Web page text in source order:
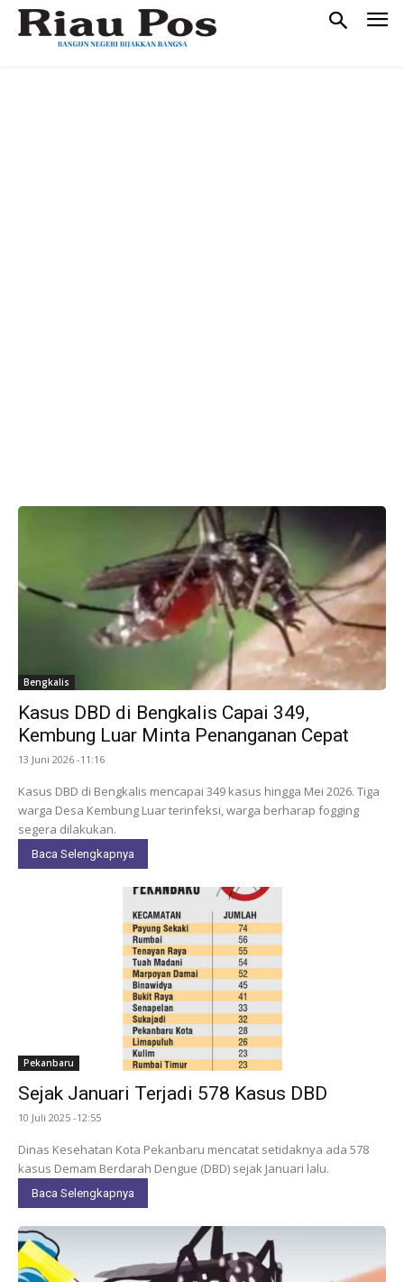
Bengkalis
Kasus DBD di Bengkalis Capai 349,
Kembung Luar Minta Penanganan Cepat
13 Juni 2026 -11:16
Kasus DBD di Bengkalis mencapai 349 kasus hingga Mei 2026. Tiga
warga Desa Kembung Luar terinfeksi, warga berharap fogging
segera dilakukan.
Baca Selengkapnya
Pekanbaru
Sejak Januari Terjadi 578 Kasus DBD
10 Juli 2025 -12:55
Dinas Kesehatan Kota Pekanbaru mencatat setidaknya ada 578
kasus Demam Berdarah Dengue (DBD) sejak Januari lalu.
Baca Selengkapnya